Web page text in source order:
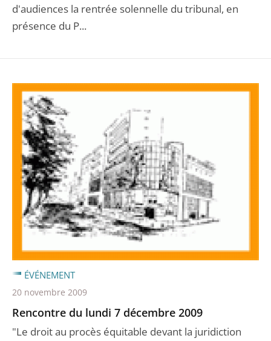
d'audiences la rentrée solennelle du tribunal, en
présence du P...
Rencontre du lundi 7 décembre 2009
"Le droit au procès équitable devant la juridiction
ÉVÉNEMENT
20 novembre 2009